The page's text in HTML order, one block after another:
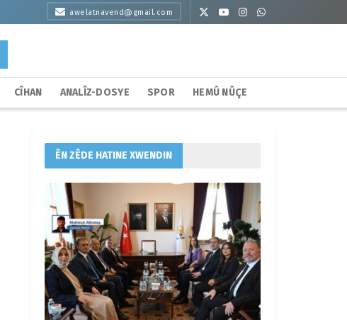
awelatnavend@gmail.com
CÎHAN ANALÎZ-DOSYE SPOR HEMÛ NÛÇE
ÊN ZÊDE HATINE XWENDIN